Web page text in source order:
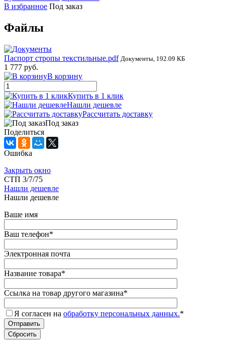
В избранное Под заказ
Файлы
Паспорт стропы текстильные.pdf Документы, 192.09 КБ
1 777 руб.
В корзину
Купить в 1 клик
Нашли дешевле
Рассчитать доставку
Под заказ
Поделиться
Ошибка
Закрыть окно
СТП 3/7/75
Нашли дешевле
Нашли дешевле
Ваше имя
Ваш телефон*
Электронная почта
Название товара*
Ссылка на товар другого магазина*
Я согласен на обработку персональных данных.*